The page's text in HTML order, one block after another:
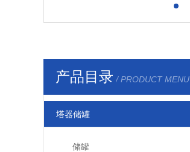
产品目录 / PRODUCT MENU
塔器储罐
储罐